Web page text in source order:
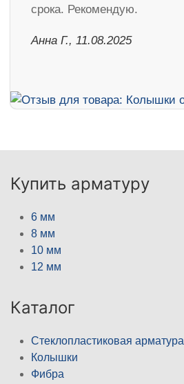
срока. Рекомендую.
Анна Г., 11.08.2025
Купить арматуру
6 мм
8 мм
10 мм
12 мм
Каталог
Стеклопластиковая арматура
Колышки
Фибра